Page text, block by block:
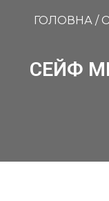
ГОЛОВНА/
СЕЙФ